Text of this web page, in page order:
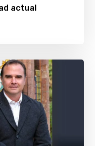
actual